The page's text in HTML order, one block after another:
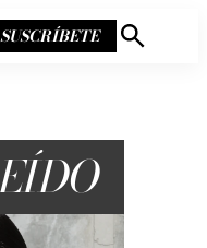
SUSCRÍBETE
Mostrar